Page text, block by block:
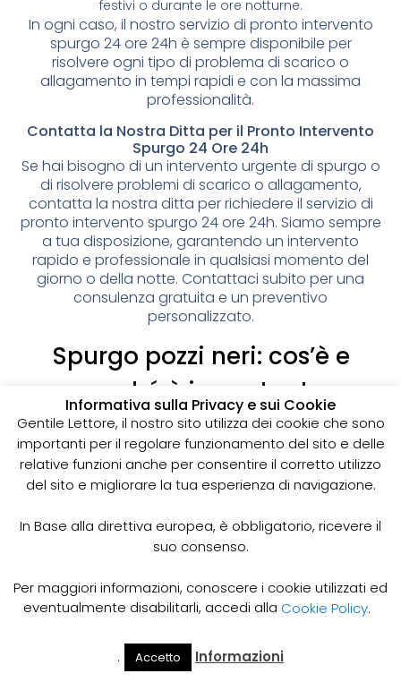
festivi o durante le ore notturne.
In ogni caso, il nostro servizio di pronto intervento
spurgo 24 ore 24h è sempre disponibile per
risolvere ogni tipo di problema di scarico o
allagamento in tempi rapidi e con la massima
professionalità.
Contatta la Nostra Ditta per il Pronto Intervento
Spurgo 24 Ore 24h
Se hai bisogno di un intervento urgente di spurgo o
di risolvere problemi di scarico o allagamento,
contatta la nostra ditta per richiedere il servizio di
pronto intervento spurgo 24 ore 24h. Siamo sempre
a tua disposizione, garantendo un intervento
rapido e professionale in qualsiasi momento del
giorno o della notte. Contattaci subito per una
consulenza gratuita e un preventivo
personalizzato.
Spurgo pozzi neri: cos’è e
perché è importante
I pozzi neri sono delle strutture sotterranee utilizzate
per la raccolta delle acque reflue domestiche,
soprattutto in zone dove non è disponibile un
sistema di smaltimento delle acque fognarie. Lo
spurgo dei pozzi neri è un’operazione essenziale
e prevenire il rischio di allagamenti, cattivi odori e
infezioni.
Come funziona lo spurgo dei pozzi neri
Lo spurgo dei pozzi neri viene effettuato mediante
specifiche, in grado di aspirare e rimuovere le
acque reflue e i sedimenti accumulati all’interno del
Cerca Il Mio
Informativa sulla Privacy e sui Cookie
Gentile Lettore, il nostro sito utilizza dei cookie che sono
importanti per il regolare funzionamento del sito e delle
relative funzioni anche per consentire il corretto utilizzo
del sito e migliorare la tua esperienza di navigazione.
In Base alla direttiva europea, è obbligatorio, ricevere il
suo consenso.
Per maggiori informazioni, conoscere i cookie utilizzati ed
eventualmente disabilitarli, accedi alla Cookie Policy.
. Accetto Informazioni